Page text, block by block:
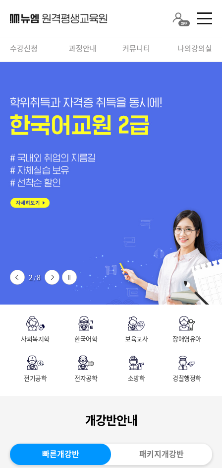
수강신청 과정안내 커뮤니티 나의강의실
2/8
사회복지학 한국어학 보육교사 장애영유아
전기공학 전자공학 소방학 경찰행정학
개강반안내
빠른개강반 패키지개강반